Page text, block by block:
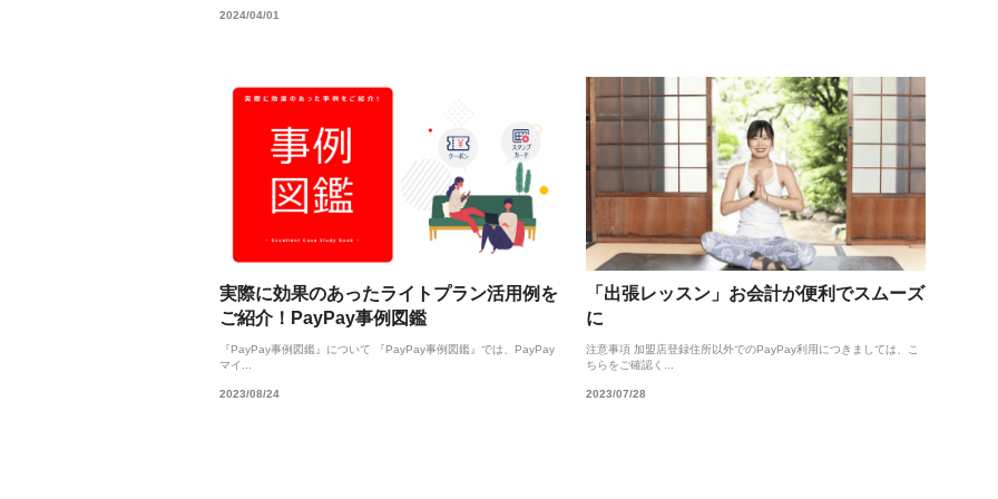
2024/04/01
実際に効果のあったライトプラン活用例を
ご紹介！PayPay事例図鑑
『PayPay事例図鑑』について 『PayPay事例図鑑』では、PayPay
マイ...
2023/08/24
「出張レッスン」お会計が便利でスムーズ
に
注意事項 加盟店登録住所以外でのPayPay利用につきましては、こ
ちらをご確認く...
2023/07/28